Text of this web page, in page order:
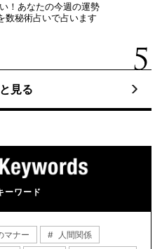
！あなたの今週の運勢
数秘術占いで占います
見る
ーワード
マナー
人間関係